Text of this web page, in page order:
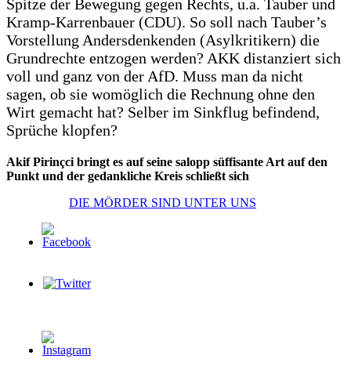
Spitze der Bewegung gegen Rechts, u.a. Tauber und
Kramp-Karrenbauer (CDU). So soll nach Tauber’s
Vorstellung Andersdenkenden (Asylkritikern) die
Grundrechte entzogen werden? AKK distanziert sich
voll und ganz von der AfD. Muss man da nicht
sagen, ob sie womöglich die Rechnung ohne den
Wirt gemacht hat? Selber im Sinkflug befindend,
Sprüche klopfen?
Akif Pirinçci bringt es auf seine salopp süffisante Art auf den
Punkt und der gedankliche Kreis schließt sich
DIE MÖRDER SIND UNTER UNS